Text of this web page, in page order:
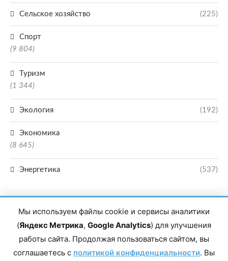
Сельское хозяйство (225)
Спорт
(9 804)
Туризм
(1 344)
Экология (192)
Экономика
(8 645)
Энергетика (537)
Главный редактор сетевого издания Магомаев Тимур Нухович. Контакты
редакции: 8(988)-292-94-34 Почта: vestiskfo@gmail.com По вопросам
Мы используем файлы cookie и сервисы аналитики
(Яндекс Метрика, Google Analytics) для улучшения
работы сайта. Продолжая пользоваться сайтом, вы
соглашаетесь с политикой конфиденциальности. Вы